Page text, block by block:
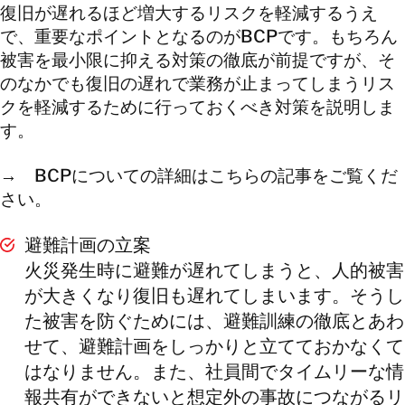
復旧が遅れるほど増大するリスクを軽減するうえ
で、重要なポイントとなるのがBCPです。もちろん
被害を最小限に抑える対策の徹底が前提ですが、そ
のなかでも復旧の遅れで業務が止まってしまうリス
クを軽減するために行っておくべき対策を説明しま
す。
→ BCPについての詳細はこちらの記事をご覧くだ
さい。
避難計画の立案
火災発生時に避難が遅れてしまうと、人的被害
が大きくなり復旧も遅れてしまいます。そうし
た被害を防ぐためには、避難訓練の徹底とあわ
せて、避難計画をしっかりと立てておかなくて
はなりません。また、社員間でタイムリーな情
報共有ができないと想定外の事故につながるリ